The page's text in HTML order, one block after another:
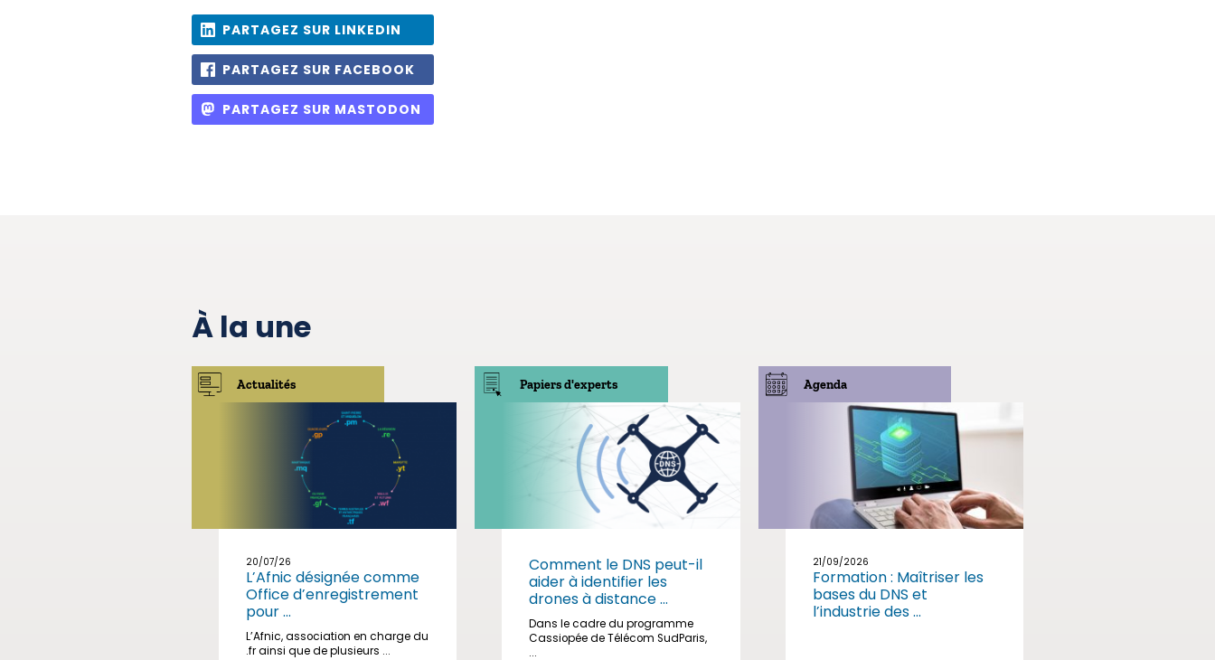
PARTAGEZ SUR LINKEDIN
PARTAGEZ SUR FACEBOOK
PARTAGEZ SUR MASTODON
À la une
Actualités
20/07/26
L’Afnic désignée comme
Office d’enregistrement
pour ...
L’Afnic, association en charge du
.fr ainsi que de plusieurs ...
Papiers d'experts
Comment le DNS peut-il
aider à identifier les
drones à distance ...
Dans le cadre du programme
Cassiopée de Télécom SudParis,
...
Agenda
21/09/2026
Formation : Maîtriser les
bases du DNS et
l’industrie des ...